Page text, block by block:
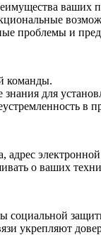
ваших
проблемы и
команды.
для
в
о ваших
социальной
укрепляют